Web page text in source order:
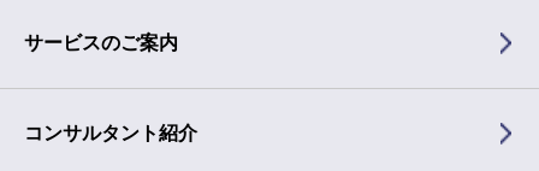
サービスのご案内
コンサルタント紹介